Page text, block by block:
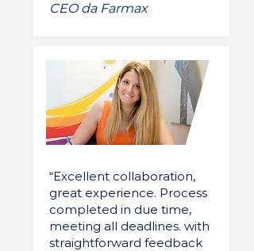
CEO da Farmax
“Excellent collaboration,
great experience. Process
completed in due time,
meeting all deadlines. with
straightforward feedback